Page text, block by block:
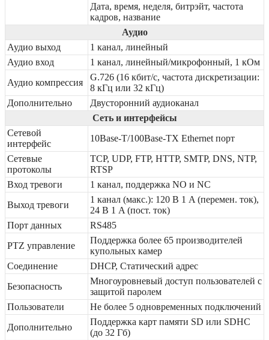
Дата, время, неделя, битрэйт, частота
кадров, название
Аудио
Аудио выход
1 канал, линейный
Аудио вход
1 канал, линейный/микрофонный, 1 кОм
Аудио компрессия
G.726 (16 кбит/с, частота дискретизации:
8 кГц или 32 кГц)
Дополнительно
Двусторонний аудиоканал
Сеть и интерфейсы
Сетевой
интерфейс
10Base-T/100Base-TX Ethernet порт
Сетевые
протоколы
TCP, UDP, FTP, HTTP, SMTP, DNS, NTP,
RTSP
Вход тревоги
1 канал, поддержка NO и NC
Выход тревоги
1 канал (макс.): 120 В 1 A (перемен. ток),
24 В 1 A (пост. ток)
Порт данных
RS485
PTZ управление
Поддержка более 65 производителей
купольных камер
Соединение
DHCP, Статический адрес
Безопасность
Многоуровневый доступ пользователей с
защитой паролем
Пользователи
Не более 5 одновременных подключений
Дополнительно
Поддержка карт памяти SD или SDHC
(до 32 Гб)